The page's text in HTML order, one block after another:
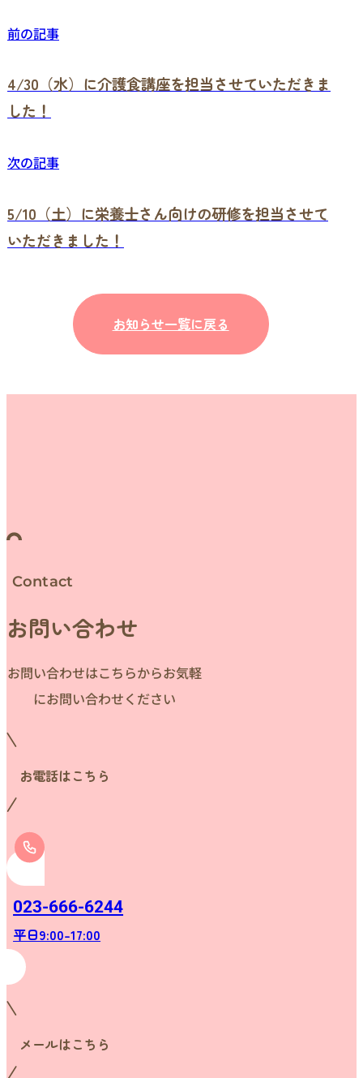
前の記事
4/30（水）に介護食講座を担当させていただきま
した！
次の記事
5/10（土）に栄養士さん向けの研修を担当させて
いただきました！
お知らせ一覧に戻る
Contact
お問い合わせ
お問い合わせはこちらからお気軽
にお問い合わせください
お電話はこちら
023-666-6244
平日9:00-17:00
メールはこちら